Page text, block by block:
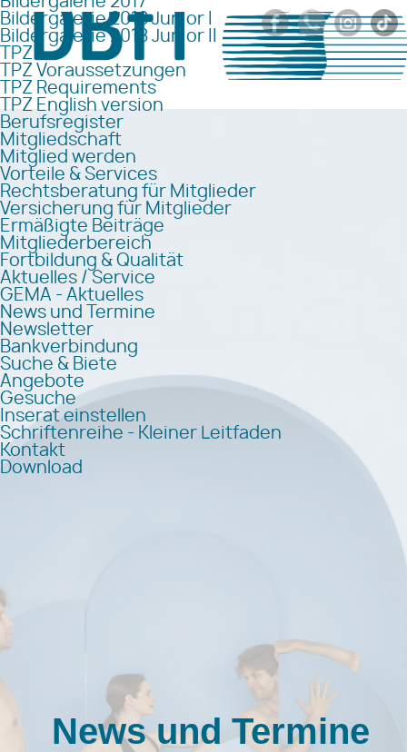
Bildergalerie 2018 Junior I
Bildergalerie 2018 Junior II
TPZ
TPZ Voraussetzungen
TPZ Requirements
TPZ English version
Berufsregister
Mitgliedschaft
Mitglied werden
Vorteile & Services
Rechtsberatung für Mitglieder
Versicherung für Mitglieder
Ermäßigte Beiträge
Mitgliederbereich
Fortbildung & Qualität
Aktuelles / Service
GEMA - Aktuelles
News und Termine
Newsletter
Bankverbindung
Suche & Biete
Angebote
Gesuche
Inserat einstellen
Schriftenreihe - Kleiner Leitfaden
Kontakt
Download
News und Termine